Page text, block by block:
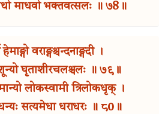
माधवो भक्तवत्सलः ॥ ७8॥
वराङ्गश्चन्दनाङ्गदी ।
घृताशीरचलश्चलः ॥ ७९॥
लोकस्वामी त्रिलोकधृक् ।
सत्यमेधा धराधरः ॥ ८0॥